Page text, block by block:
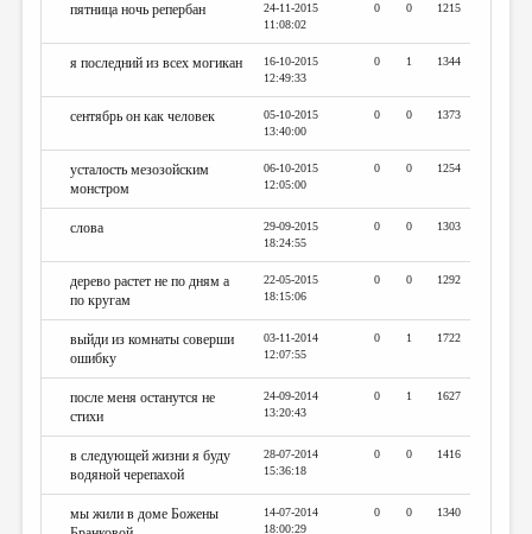
пятница ночь репербан
24-11-2015
11:08:02
0 0 1215
я последний из всех могикан
16-10-2015
12:49:33
0 1 1344
сентябрь он как человек
05-10-2015
13:40:00
0 0 1373
усталость мезозойским
монстром
06-10-2015
12:05:00
0 0 1254
слова
29-09-2015
18:24:55
0 0 1303
дерево растет не по дням а
по кругам
22-05-2015
18:15:06
0 0 1292
выйди из комнаты соверши
ошибку
03-11-2014
12:07:55
0 1 1722
после меня останутся не
стихи
24-09-2014
13:20:43
0 1 1627
в следующей жизни я буду
водяной черепахой
28-07-2014
15:36:18
0 0 1416
мы жили в доме Божены
14-07-2014
18:00:29
0 0 1340